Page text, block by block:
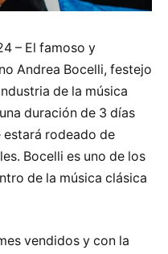
– El famoso y
Andrea Bocelli, festejo
de la música
duración de 3 días
estará rodeado de
Bocelli es uno de los
de la música clásica
vendidos y con la